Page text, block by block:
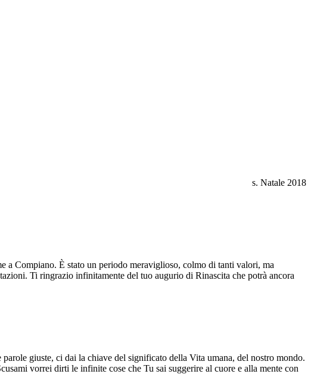
s. Natale 2018
a Compiano. È stato un periodo meraviglioso, colmo di tanti valori, ma
Ti ringrazio infinitamente del tuo augurio di Rinascita che potrà ancora
giuste, ci dai la chiave del significato della Vita umana, del nostro mondo.
vorrei dirti le infinite cose che Tu sai suggerire al cuore e alla mente con